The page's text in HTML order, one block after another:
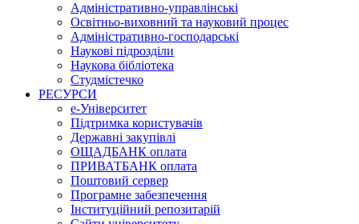
Адміністративно-управлінські
Освітньо-виховний та науковий процес
Адміністративно-господарські
Наукові підрозділи
Наукова бібліотека
Студмістечко
РЕСУРСИ
е-Університет
Підтримка користувачів
Державні закупівлі
ОЩАДБАНК оплата
ПРИВАТБАНК оплата
Поштовий сервер
Програмне забезпечення
Інституційний репозитарій